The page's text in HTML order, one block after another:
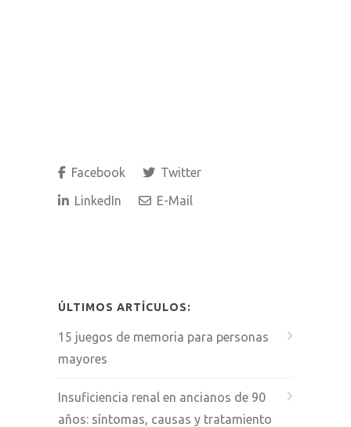
Facebook
Twitter
LinkedIn
E-Mail
ÚLTIMOS ARTÍCULOS:
15 juegos de memoria para personas
mayores
Insuficiencia renal en ancianos de 90
años: síntomas, causas y tratamiento